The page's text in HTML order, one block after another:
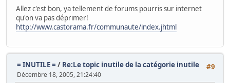
Allez c'est bon, ya tellement de forums pourris sur internet
qu'on va pas déprimer!
http://www.castorama.fr/communaute/index.jhtml
#9
= INUTILE = / Re:Le topic inutile de la catégorie inutile
Décembre 18, 2005, 21:24:40